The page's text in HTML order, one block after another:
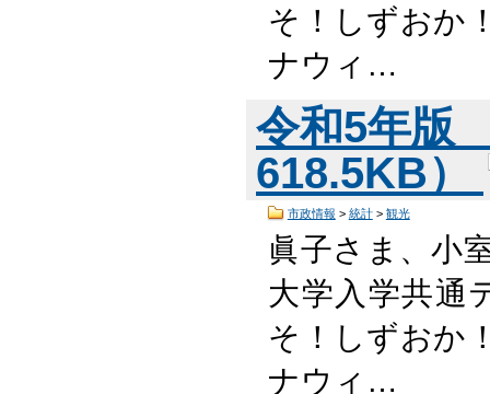
そ！しずおか
ナウィ…
令和5年版
618.5KB）
市政情報 > 統計> 観光
眞子さま、小
大学入学共通
そ！しずおか
ナウィ…